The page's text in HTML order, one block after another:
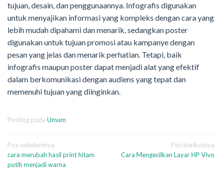
tujuan, desain, dan penggunaannya. Infografis digunakan
untuk menyajikan informasi yang kompleks dengan cara yang
lebih mudah dipahami dan menarik, sedangkan poster
digunakan untuk tujuan promosi atau kampanye dengan
pesan yang jelas dan menarik perhatian. Tetapi, baik
infografis maupun poster dapat menjadi alat yang efektif
dalam berkomunikasi dengan audiens yang tepat dan
memenuhi tujuan yang diinginkan.
Posting pada Umum
Navigasi
pos
Pos sebelumnya
cara merubah hasil print hitam
putih menjadi warna
Pos berikutnya
Cara Mengecilkan Layar HP Vivo